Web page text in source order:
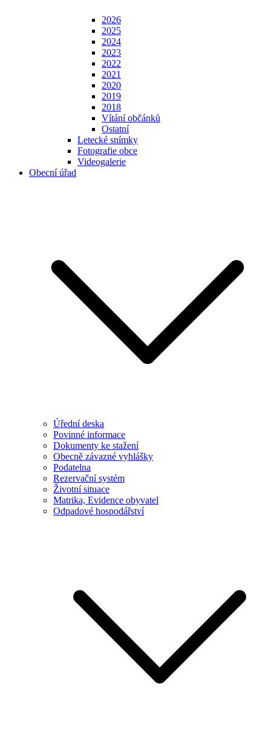
2026
2025
2024
2023
2022
2021
2020
2019
2018
Vítání občánků
Ostatní
Letecké snímky
Fotografie obce
Videogalerie
Obecní úřad
Úřední deska
Povinné informace
Dokumenty ke stažení
Obecně závazné vyhlášky
Podatelna
Rezervační systém
Životní situace
Matrika, Evidence obyvatel
Odpadové hospodářství